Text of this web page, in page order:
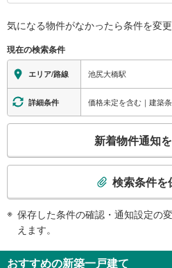
気になる物件がなかったら条件を変
現在の検索条件
エリア/路線 池尻大橋駅
詳細条件 価格未定を含む｜建築
検
知
新着物件通知
検索条件を
保存した条件の確認・通知設定の
えます。
おすすめの新築一戸建て